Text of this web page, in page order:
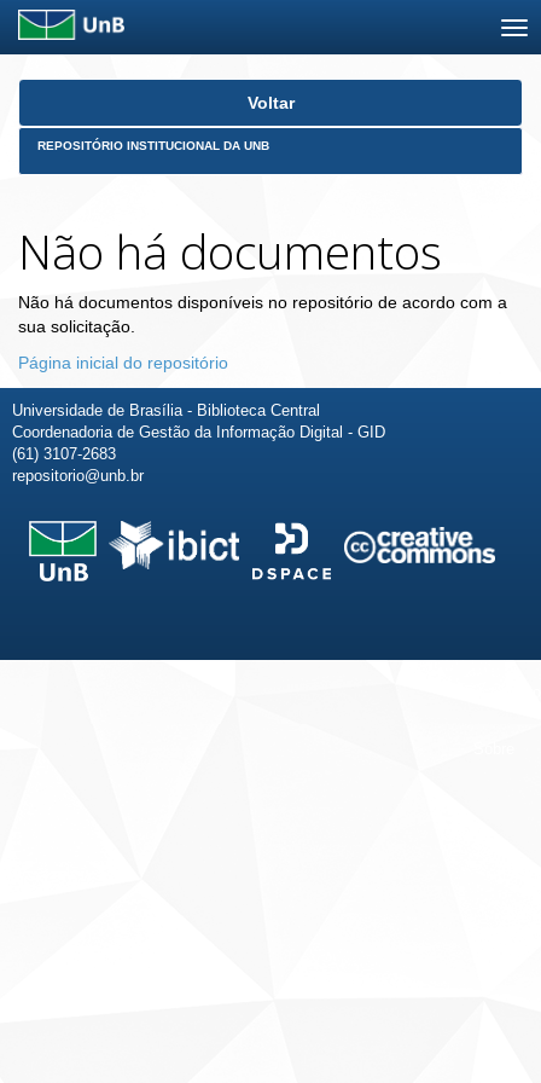
Skip
Voltar
REPOSITÓRIO INSTITUCIONAL DA UNB
Não há documentos
Não há documentos disponíveis no repositório de acordo com a
sua solicitação.
Página inicial do repositório
Universidade de Brasília - Biblioteca Central
Coordenadoria de Gestão da Informação Digital - GID
(61) 3107-2683
repositorio@unb.br